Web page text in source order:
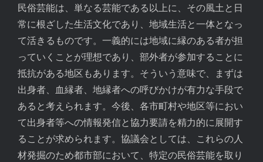
民俗芸能は、単なる芸能である以上に、その風土と日
常に根ざした生活文化であり、地域生活と一体となっ
て活きるものです。一義的には地域に縁のある者が担
っていくことが理想であり、部外者が参加することに
抵抗がある地区もあります。そういう意味で、まずは
出身者、血縁者、地縁者への呼びかけが有力な手段で
あると考えられます。今後、各市町村や地区等におい
て出身者等への情報発信と協力要請を精力的に展開す
ることが求められます。協議会としては、これらの人
材発掘のため都市部において、特定の民俗芸能を取り